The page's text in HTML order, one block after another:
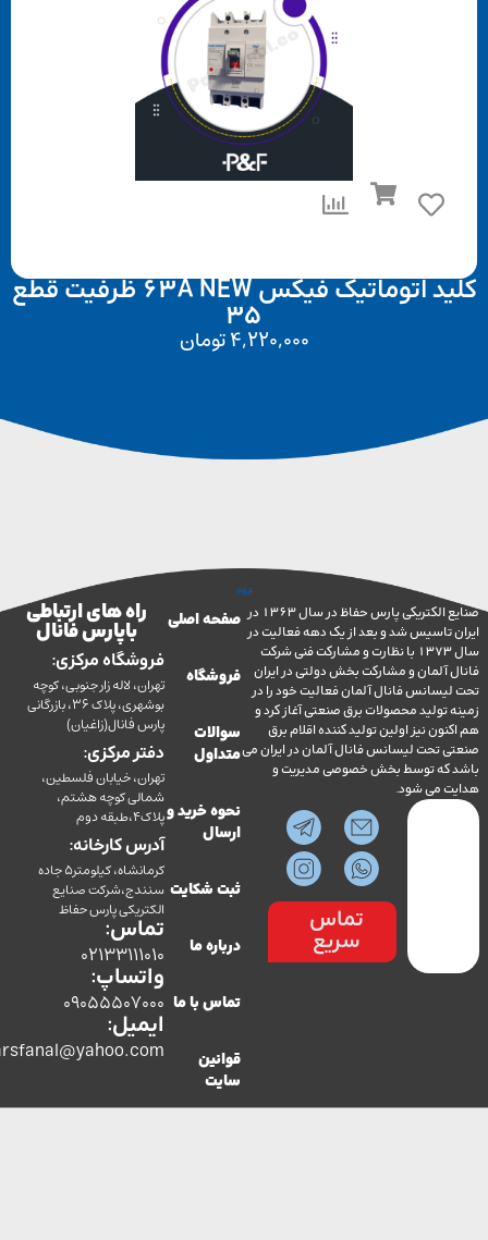
کلید اتوماتیک فیکس 63A NEW ظرفیت قطع
4,220,000تومان
صنایع الکتریکی پارس حفاظ در سال 1363 در
شد و بعد از یک دهه فعالیت در
سال 1373 با نظارت و مشارکت فنی شرکت
و مشارکت بخش دولتی در ایران
فانال آلمان فعالیت خود را در
محصولات برق صنعتی آغاز کرد و
نیز اولین تولید کننده اقلام برق
لیسانس فانال آلمان در ایران می
توسط بخش خصوصی مدیریت و
می شود.
تماس
سریع
صفحه اصلی
فروشگاه
سوالات
متداول
نحوه خرید و
ثبت شکایت
درباره ما
تماس با ما
قوانین
راه های ارتباطی
با پارس فانال
فروشگاه مرکزی:
تهران، لاله زار جنوبی، کوچه
بوشهری، پلاک 36، بازرگانی
پارس فانال(زاغیان)
دفتر مرکزی:
تهران، خیابان فلسطین،
شمالی کوچه هشتم،
پلاک4،طبقه دوم
آدرس کارخانه:
کرمانشاه، کیلومتر5 جاده
سنندج،شرکت صنایع
الکتریکی پارس حفاظ
تماس:
02133111010
واتساپ:
09055507000
ایمیل:
co.parsfanal@yahoo.com